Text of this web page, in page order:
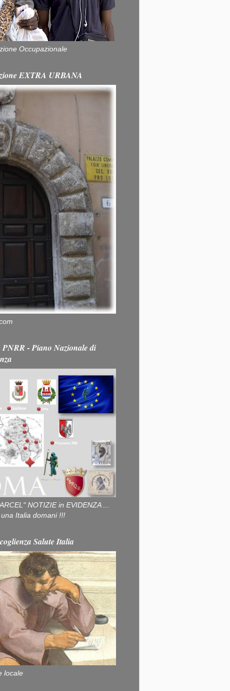
Occupazionale
EXTRA URBANA
- Piano Nazionale di
NOTIZIE in EVIDENZA ...
Italia domani !!!
Salute Italia
locale